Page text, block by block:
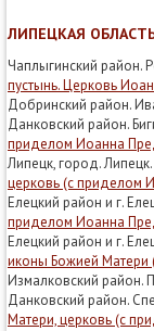
ЛИПЕЦКАЯ
Чаплыгинский район.
пустынь. Церковь
Добринский район.
Данковский район.
приделом Иоанна
Липецк, город. Липецк.
церковь (с приделом
Елецкий район и г.
приделом Иоанна
Елецкий район и г.
иконы Божией Матери
Измалковский район.
Данковский район.
Матери, церковь (с